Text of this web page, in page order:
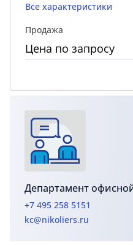
Все характеристики
Продажа
Цена по запросу
Департамент
+7 495 258 5151
kc@nikoliers.ru